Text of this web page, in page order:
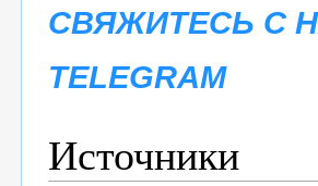
СВЯЖИТЕСЬ С
TELEGRAM
Источники